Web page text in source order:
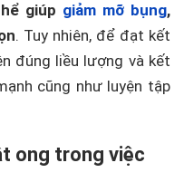
giúp giảm mỡ bụng,
. Tuy nhiên, để đạt kết
đúng liều lượng và kết
cũng như luyện tập
ong trong việc